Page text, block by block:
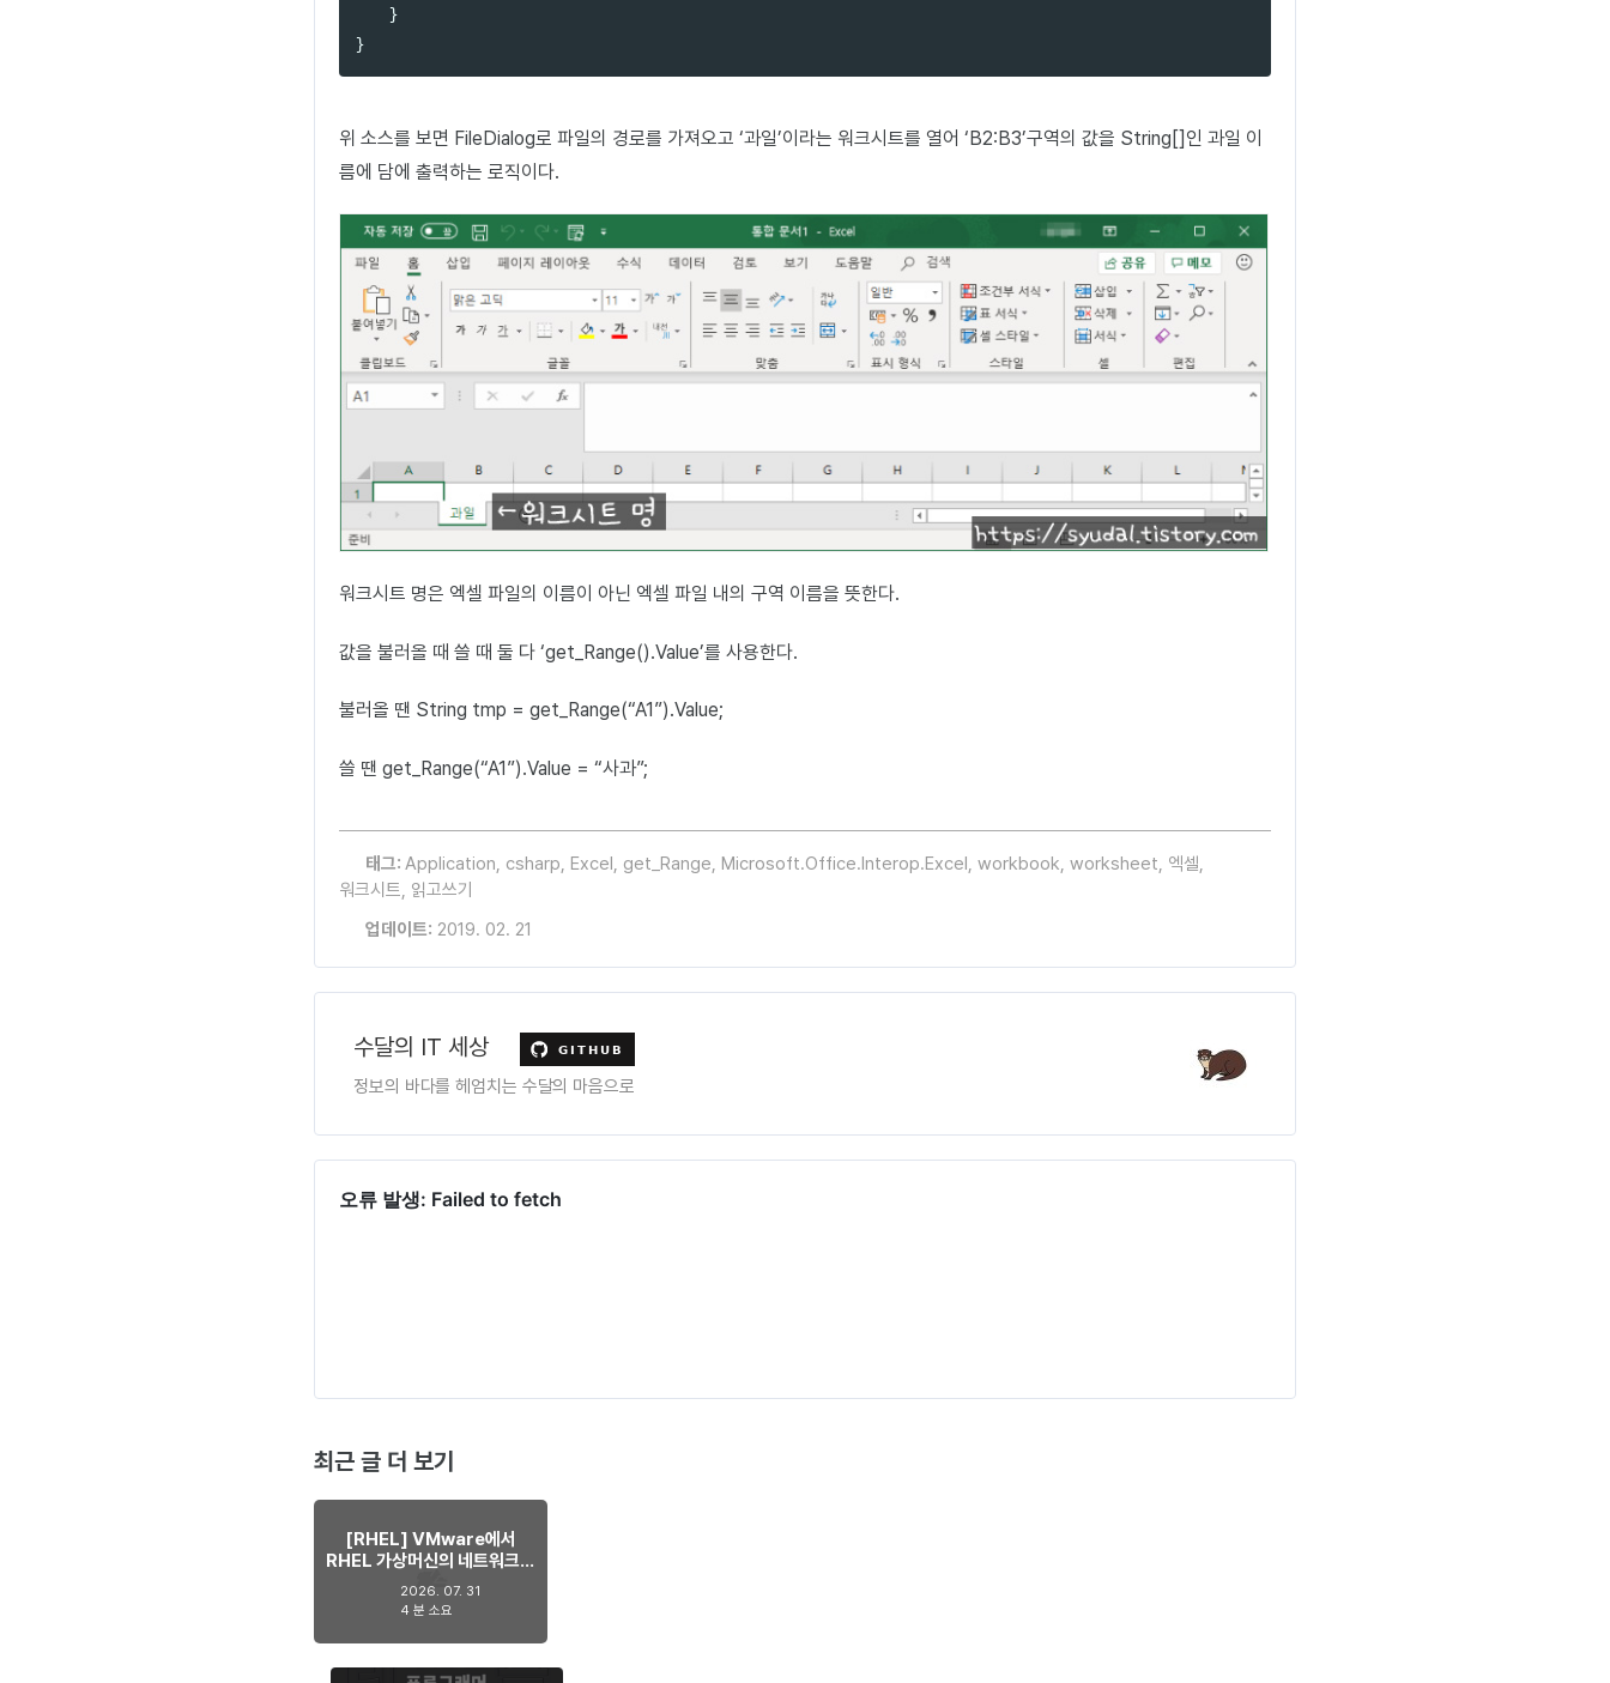
}
}
위 소스를 보면 FileDialog로 파일의 경로를 가져오고 ‘과일’이라는 워크시트를 열어 ‘B2:B3’구역의 값을 String[]인 과일 이
름에 담에 출력하는 로직이다.
워크시트 명은 엑셀 파일의 이름이 아닌 엑셀 파일 내의 구역 이름을 뜻한다.
값을 불러올 때 쓸 때 둘 다 ‘get_Range().Value’를 사용한다.
불러올 땐 String tmp = get_Range(“A1”).Value;
쓸 땐 get_Range(“A1”).Value = “사과”;
태그: Application, csharp, Excel, get_Range, Microsoft.Office.Interop.Excel, workbook, worksheet, 엑셀,
워크시트, 읽고쓰기
업데이트: 2019. 02. 21
수달의 IT 세상
정보의 바다를 헤엄치는 수달의 마음으로
최근 글 더 보기
[RHEL] VMware에서
RHEL 가상머신의 네트워크가
간헐적으로 사라지는 현상 해
결하기
2026. 07. 31
4 분 소요